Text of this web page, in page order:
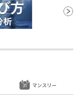
マンスリー